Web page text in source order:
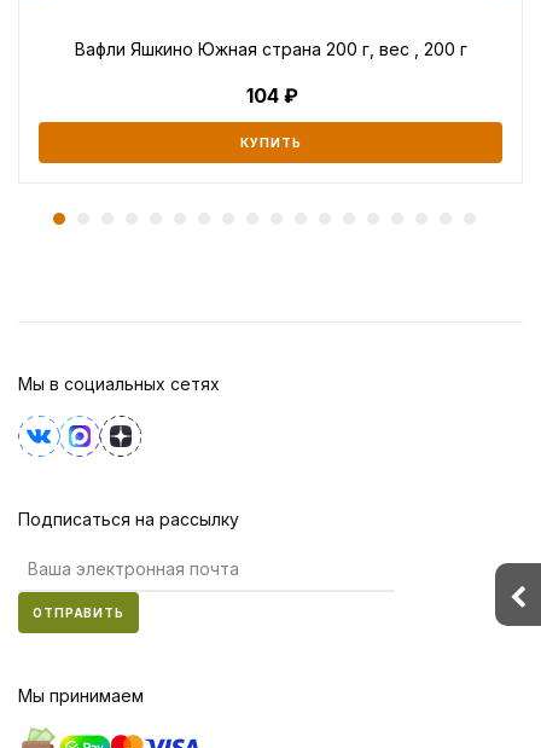
Вафли Яшкино Южная страна 200 г, вес , 200 г
104
КУПИТЬ
Мы в социальных сетях
Подписаться на рассылку
ОТПРАВИТЬ
Мы принимаем